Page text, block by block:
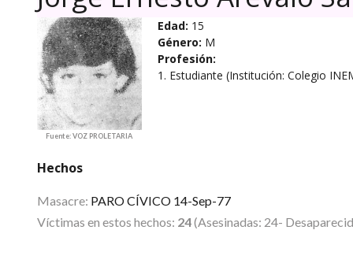
Fuente: VOZ PROLETARIA
Edad: 15
Género: M
Profesión:
1. Estudiante (Institución: Colegio
Hechos
Masacre: PARO CÍVICO 14-Sep-77
Víctimas en estos hechos: 24(Asesinadas: 24-